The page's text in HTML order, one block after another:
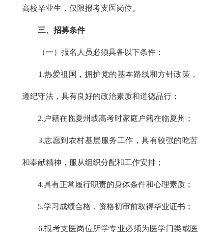
高校毕业生，仅限报考支医岗位。
三、招募条件
（一）报名人员必须具备以下条件：
1.热爱祖国，拥护党的基本路线和方针政策，
遵纪守法，具有良好的政治素质和道德品行；
2.户籍在临夏州或高考时家庭户籍在临夏州；
3.志愿到农村基层服务工作，具有较强的吃苦
和奉献精神，服从组织分配和工作安排；
4.具有正常履行职责的身体条件和心理素质；
5.学习成绩合格，资格初审前取得毕业证书；
6.报考支医岗位所学专业必须为医学门类或医